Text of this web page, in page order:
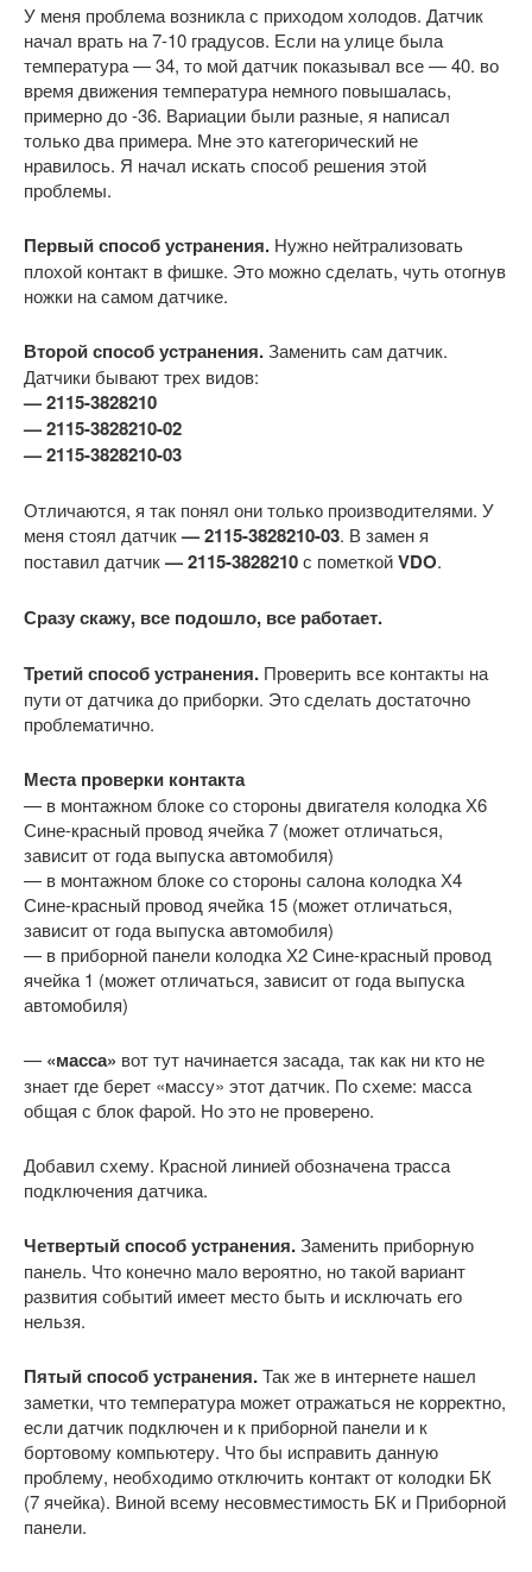
У меня проблема возникла с приходом холодов. Датчик
начал врать на 7-10 градусов. Если на улице была
температура — 34, то мой датчик показывал все — 40. во
время движения температура немного повышалась,
примерно до -36. Вариации были разные, я написал
только два примера. Мне это категорический не
нравилось. Я начал искать способ решения этой
проблемы.
Первый способ устранения. Нужно нейтрализовать
плохой контакт в фишке. Это можно сделать, чуть отогнув
ножки на самом датчике.
Второй способ устранения.Заменить сам датчик.
Датчики бывают трех видов:
— 2115-3828210
— 2115-3828210-02
— 2115-3828210-03
Отличаются, я так понял они только производителями. У
меня стоял датчик— 2115-3828210-03. В замен я
поставил датчик— 2115-3828210с пометкойVDO.
Сразу скажу, все подошло, все работает.
Третий способ устранения. Проверить все контакты на
пути от датчика до приборки. Это сделать достаточно
проблематично.
Места проверки контакта
— в монтажном блоке со стороны двигателя колодка Х6
Сине-красный провод ячейка 7 (может отличаться,
зависит от года выпуска автомобиля)
— в монтажном блоке со стороны салона колодка Х4
Сине-красный провод ячейка 15 (может отличаться,
зависит от года выпуска автомобиля)
— в приборной панели колодка Х2 Сине-красный провод
ячейка 1 (может отличаться, зависит от года выпуска
автомобиля)
— «масса» вот тут начинается засада, так как ни кто не
знает где берет «массу» этот датчик. По схеме: масса
общая с блок фарой. Но это не проверено.
Добавил схему. Красной линией обозначена трасса
подключения датчика.
Четвертый способ устранения.Заменить приборную
панель. Что конечно мало вероятно, но такой вариант
развития событий имеет место быть и исключать его
нельзя.
Пятый способ устранения.Так же в интернете нашел
заметки, что температура может отражаться не корректно,
если датчик подключен и к приборной панели и к
бортовому компьютеру. Что бы исправить данную
проблему, необходимо отключить контакт от колодки БК
(7 ячейка). Виной всему несовместимость БК и Приборной
панели.